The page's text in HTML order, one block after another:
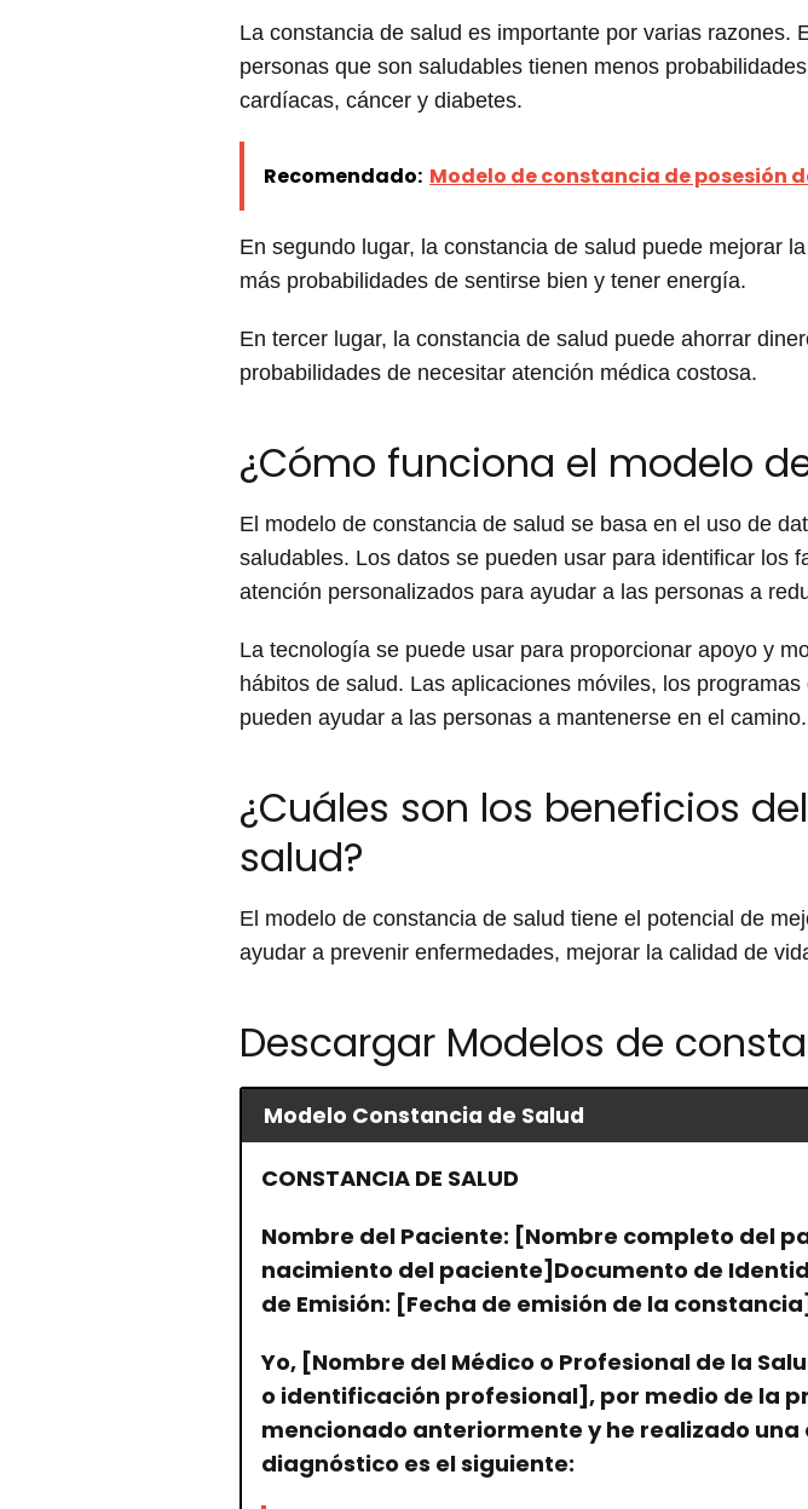
La constancia de salud es importante por varias
personas que son saludables tienen menos
cardíacas, cáncer y diabetes.
Recomendado: Modelo de constancia de posesión
En segundo lugar, la constancia de salud puede mejorar
más probabilidades de sentirse bien y tener energía.
En tercer lugar, la constancia de salud puede ahorrar
probabilidades de necesitar atención médica costosa.
¿Cómo funciona el modelo
El modelo de constancia de salud se basa en el uso de
saludables. Los datos se pueden usar para identificar los
atención personalizados para ayudar a las personas a
La tecnología se puede usar para proporcionar apoyo y
hábitos de salud. Las aplicaciones móviles, los
pueden ayudar a las personas a mantenerse en el camino.
¿Cuáles son los beneficios
salud?
El modelo de constancia de salud tiene el potencial de
ayudar a prevenir enfermedades, mejorar la calidad de
Descargar Modelos de
Modelo Constancia de Salud
CONSTANCIA DE SALUD
Nombre del Paciente: [Nombre completo del
nacimiento del paciente]Documento de
de Emisión: [Fecha de emisión de la constancia]
Yo, [Nombre del Médico o Profesional de la
o identificación profesional], por medio de la
mencionado anteriormente y he realizado una
diagnóstico es el siguiente: